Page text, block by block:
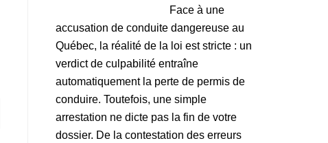
Face à une
accusation de conduite dangereuse au
Québec, la réalité de la loi est stricte : un
verdict de culpabilité entraîne
automatiquement la perte de permis de
conduire. Toutefois, une simple
arrestation ne dicte pas la fin de votre
dossier. De la contestation des erreurs